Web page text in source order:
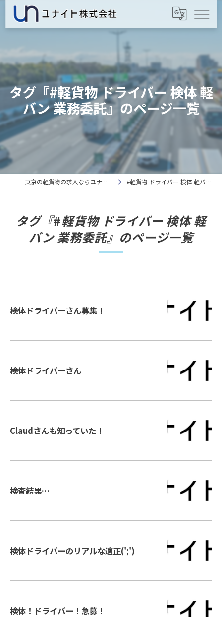
タグ『#軽貨物 ドライバー 検体 軽
バン 業務委託』のページ一覧
東京の軽貨物の求人ならユナイト株式会社 #軽貨物 ドライバー 検体 軽バン 業務委託
タグ『#軽貨物 ドライバー 検体 軽
バン 業務委託』のページ一覧
検体ドライバーさん募集！
検体ドライバーさん
Claudさんも知っていた！
検査結果…
検体ドライバーのリアルな適正(';')
検体！ドライバー！急募！